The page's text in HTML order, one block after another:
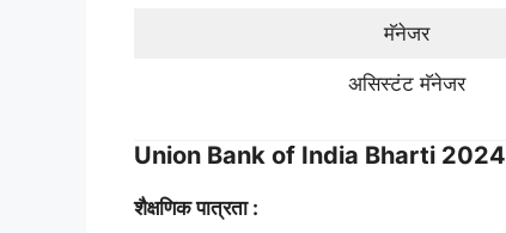
मॅनेजर
असिस्टंट मॅनेजर
Union Bank of India Bharti
शैक्षणिक पात्रता :